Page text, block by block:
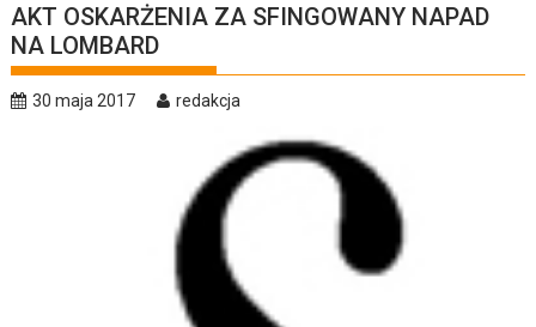
AKT OSKARŻENIA ZA SFINGOWANY NAPAD
NA LOMBARD
30 maja 2017 redakcja